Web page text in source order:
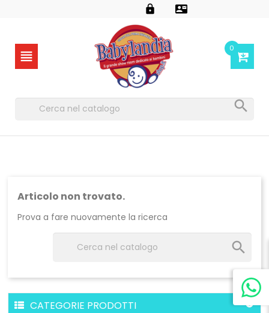
 
 0

Articolo non trovato.
Prova a fare nuovamente la ricerca

CATEGORIE PRODOTTI 